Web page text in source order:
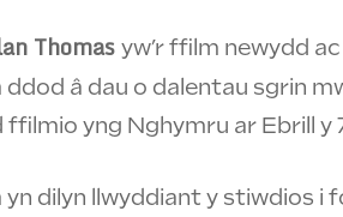
Thomasyw’r ffilm newydd
ddod â dau o dalentau sgrin
yng Nghymru ar Ebrill y
yn dilyn llwyddiant y stiwdios